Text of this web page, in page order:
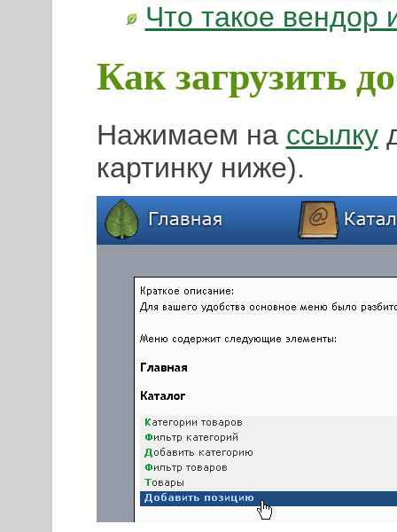
Что такое вендор
Как загрузить
Нажимаем на ссылку
картинку ниже).